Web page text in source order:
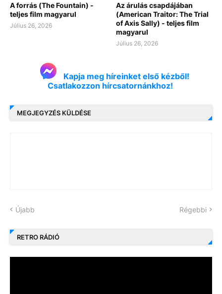
A forrás (The Fountain) -
teljes film magyarul
Július 26, 2026
Az árulás csapdájában
(American Traitor: The Trial
of Axis Sally) - teljes film
magyarul
Július 26, 2026
Kapja meg híreinket első kézből!
Csatlakozzon hírcsatornánkhoz!
MEGJEGYZÉS KÜLDÉSE
Újabb Régebbi
RETRO RÁDIÓ